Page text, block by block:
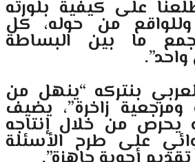
على كيفية بلورته
وللواقع من حوله، كل
ما بين البساطة
بنتركه “ينهل من
ومرجعية زاخرة”، يضيف
يحرص من خلال إنتاجه
على طرح الأسئلة